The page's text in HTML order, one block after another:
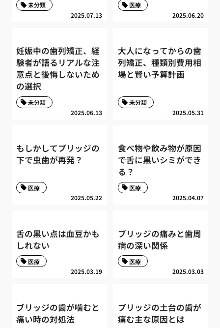
2025.07.13
未分類
2025.06.20
医療
妊娠中の歯列矯正、経
験者が語るリアルな注
意点と後悔しないため
の選択
2025.06.13
未分類
大人になってからの歯
列矯正、種類別費用相
場と賢い予算計画
2025.05.31
未分類
もしかしてブリッジの
下で虫歯が再発？
2025.05.22
医療
食べ物や飲み物が原因
で舌に黒いシミができ
る？
2025.04.07
医療
舌の黒い点は血豆かも
しれない
2025.03.19
医療
ブリッジの痛みと歯周
病の深い関係
2025.03.03
医療
ブリッジの歯が噛むと
痛い時の対処法
ブリッジの土台の歯が
痛む主な原因とは